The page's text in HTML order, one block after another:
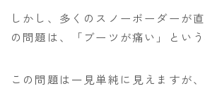
anon.
DICE
しかし、多くのスノーボーダーが
の問題は、「ブーツが痛い」という
この問題は一見単純に見えますが